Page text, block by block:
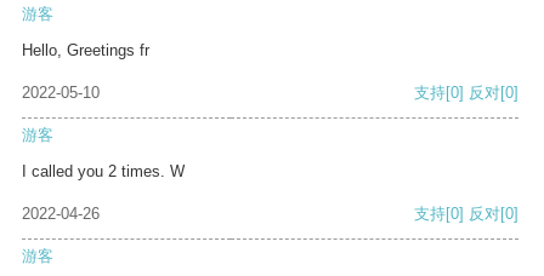
游客
Hello, Greetings fr
2022-05-10 支持[0] 反对[0]
游客
I called you 2 times. W
2022-04-26 支持[0] 反对[0]
游客